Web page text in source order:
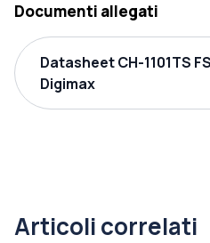
Documenti allegati
Datasheet CH-1101TS
Digimax
Articoli correlati